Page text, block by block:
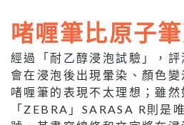
啫喱筆比原子
經過「耐乙醇浸泡試驗」，
會在浸泡後出現暈染、顏色
啫喱筆的表現不太理想；雖
「ZEBRA」SARASA R則是